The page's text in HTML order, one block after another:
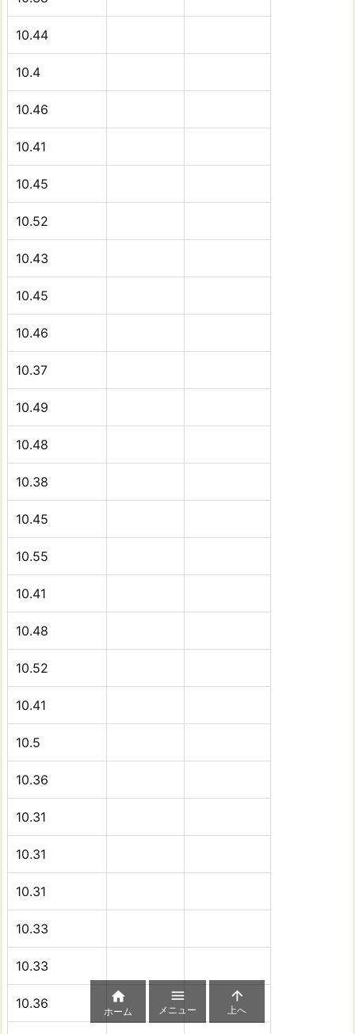
10.44
10.4
10.46
10.41
10.45
10.52
10.43
10.45
10.46
10.37
10.49
10.48
10.38
10.45
10.55
10.41
10.48
10.52
10.41
10.5
10.36
10.31
10.31
10.31
10.33
10.33
10.36 
ホーム

メニュー

上へ